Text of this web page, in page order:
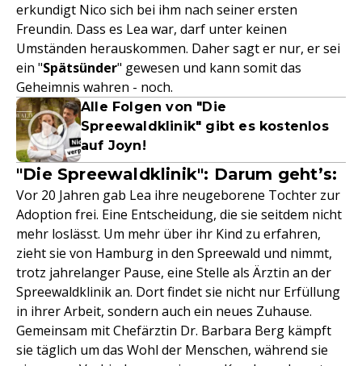
erkundigt Nico sich bei ihm nach seiner ersten
Freundin. Dass es Lea war, darf unter keinen
Umständen herauskommen. Daher sagt er nur, er sei
ein "Spätsünder" gewesen und kann somit das
Geheimnis wahren - noch.
Alle Folgen von "Die
Spreewaldklinik" gibt es kostenlos
auf Joyn!
"Die Spreewaldklinik": Darum geht’s:
Vor 20 Jahren gab Lea ihre neugeborene Tochter zur
Adoption frei. Eine Entscheidung, die sie seitdem nicht
mehr loslässt. Um mehr über ihr Kind zu erfahren,
zieht sie von Hamburg in den Spreewald und nimmt,
trotz jahrelanger Pause, eine Stelle als Ärztin an der
Spreewaldklinik an. Dort findet sie nicht nur Erfüllung
in ihrer Arbeit, sondern auch ein neues Zuhause.
Gemeinsam mit Chefärztin Dr. Barbara Berg kämpft
sie täglich um das Wohl der Menschen, während sie